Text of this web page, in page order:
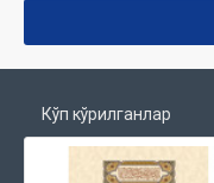
Кўп кўрилганлар